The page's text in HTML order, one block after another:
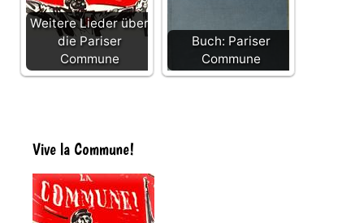
Weitere Lieder über
die Pariser
Commune
Buch: Pariser
Commune
Vive la Commune!